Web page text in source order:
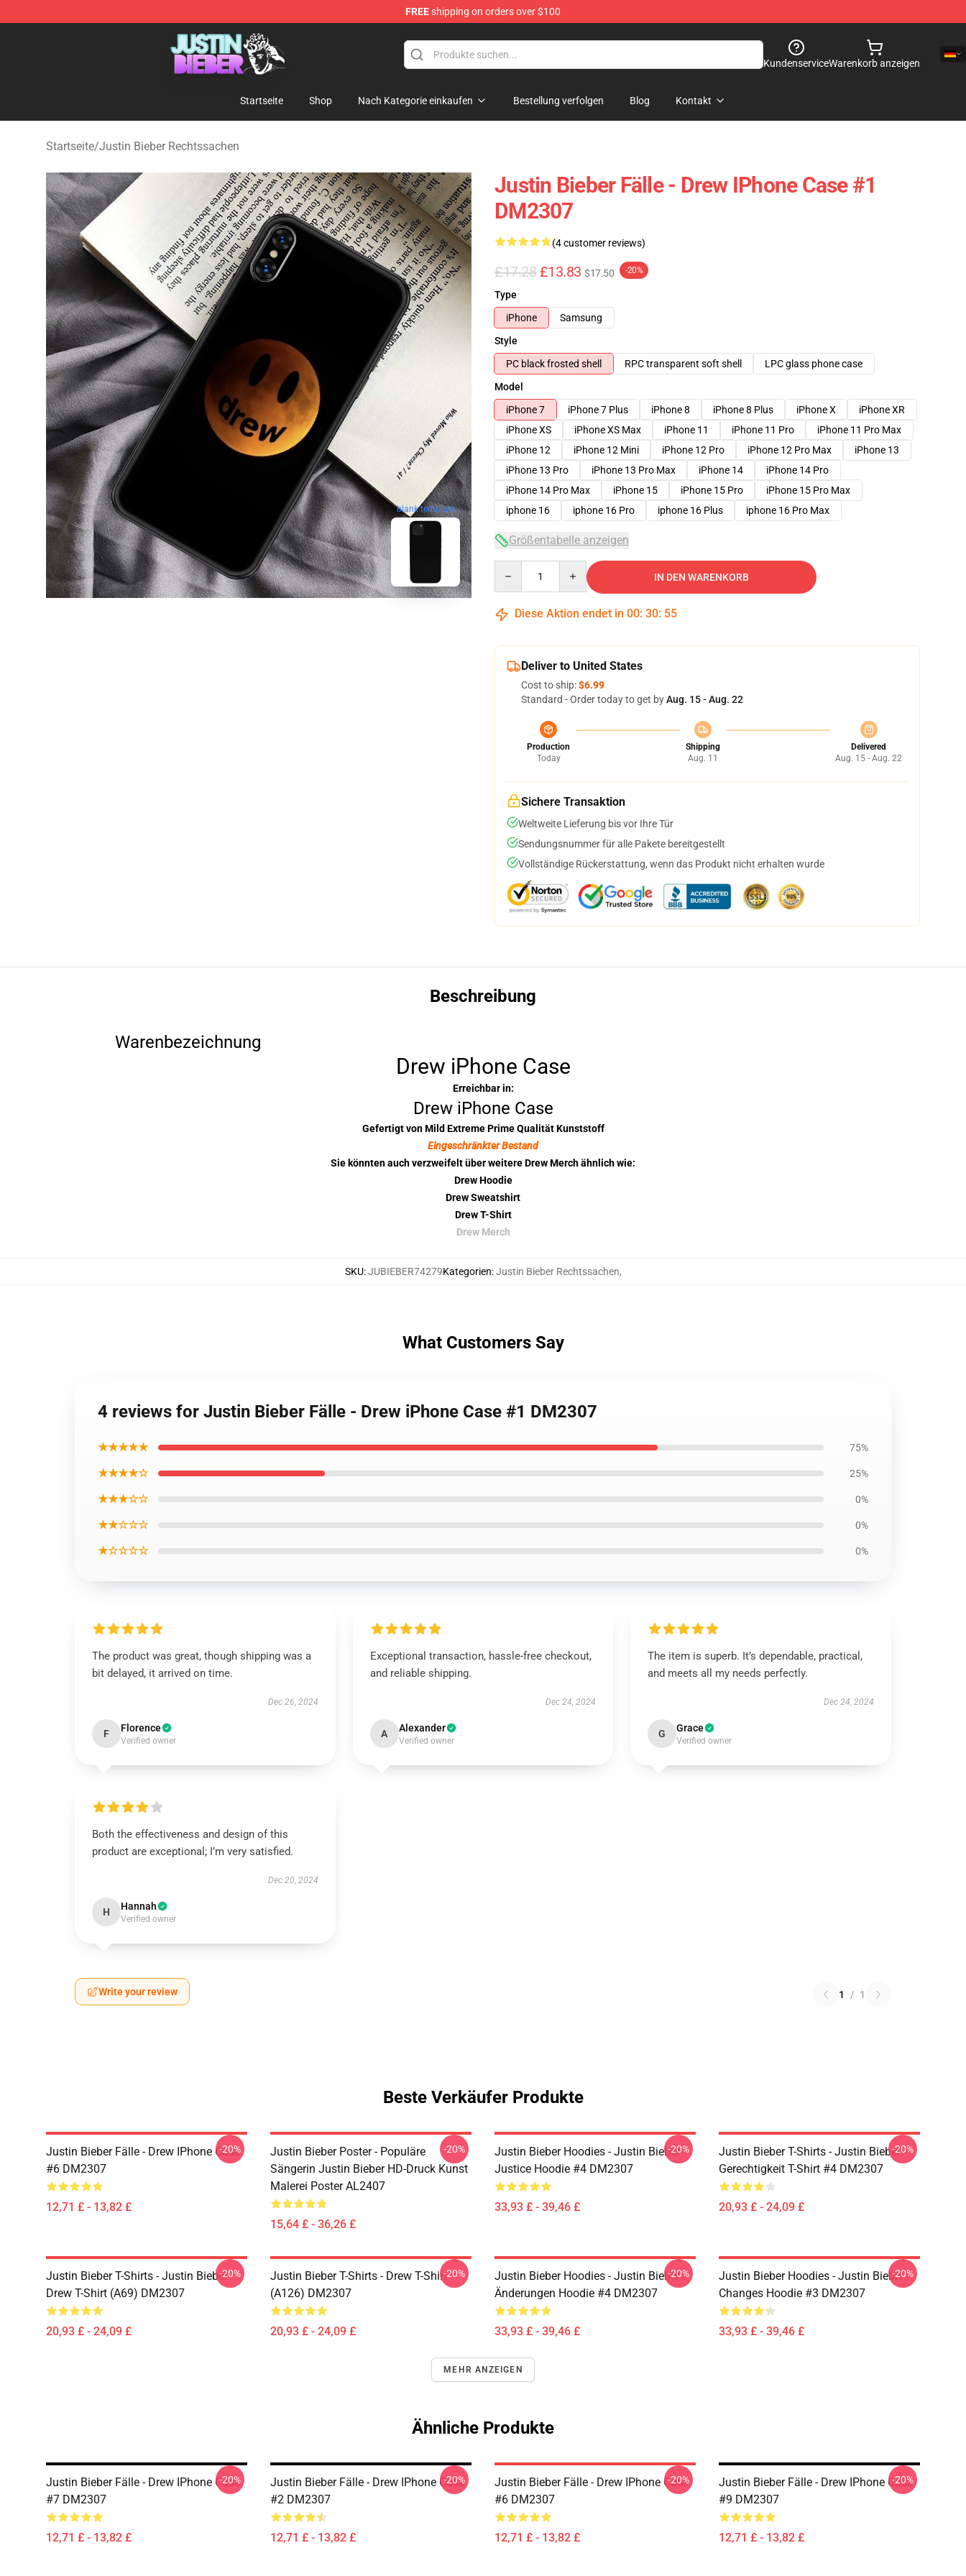
FREEshipping on orders over $100
Justin Bieber Store - Official Justin Bieber Merchandise Shop
KundenserviceWarenkorb anzeigen
Startseite Shop Nach Kategorie einkaufen Bestellung verfolgen Blog Kontakt
Startseite/Justin Bieber Rechtssachen
blank template
Justin Bieber Fälle - Drew IPhone Case #1
DM2307
(4 customer reviews)
£17.28 £13.83 $17.50 -20%
Type
iPhone
Samsung
Style
PC black frosted shell
RPC transparent soft shell
LPC glass phone case
Model
iPhone 7
iPhone 7 Plus iPhone 8 iPhone 8 Plus iPhone X
iPhone XR
iPhone XS
iPhone XS Max iPhone 11 iPhone 11 Pro
iPhone 11 Pro Max
iPhone 12
iPhone 12 Mini iPhone 12 Pro iPhone 12 Pro Max
iPhone 13
iPhone 13 Pro
iPhone 13 Pro Max iPhone 14
iPhone 14 Pro
iPhone 14 Pro Max
iPhone 15 iPhone 15 Pro
iPhone 15 Pro Max
iphone 16
iphone 16 Pro iphone 16 Plus iphone 16 Pro Max
Größentabelle anzeigen
IN DEN WARENKORB
Diese Aktion endet in 00: 30: 54
Deliver to United States
Cost to ship:$6.99
Standard - Order today to get byAug. 15 - Aug. 22
Production
Today
Shipping
Aug. 11
Delivered
Aug. 15 - Aug. 22
Sichere Transaktion
Weltweite Lieferung bis vor Ihre Tür
Sendungsnummer für alle Pakete bereitgestellt
Vollständige Rückerstattung, wenn das Produkt nicht erhalten wurde
Beschreibung
Warenbezeichnung
Drew iPhone Case
Erreichbar in:
Drew iPhone Case
Gefertigt von Mild Extreme Prime Qualität Kunststoff
Eingeschränkter Bestand
Sie könnten auch verzweifelt über weitere Drew Merch ähnlich wie:
Drew Hoodie
Drew Sweatshirt
Drew T-Shirt
Drew Merch
SKU:JUBIEBER74279Kategorien:Justin Bieber Rechtssachen,
What Customers Say
4 reviews for Justin Bieber Fälle - Drew iPhone Case #1 DM2307
★★★★★ 75%
★★★★☆ 25%
★★★☆☆ 0%
★★☆☆☆ 0%
★☆☆☆☆ 0%
The product was great, though shipping was a
bit delayed, it arrived on time.
Dec 26, 2024
F Florence
Verified owner
Exceptional transaction, hassle-free checkout,
and reliable shipping.
Dec 24, 2024
A Alexander
Verified owner
The item is superb. It’s dependable, practical,
and meets all my needs perfectly.
Dec 24, 2024
G Grace
Verified owner
Both the effectiveness and design of this
product are exceptional; I’m very satisfied.
Dec 20, 2024
H Hannah
Verified owner
Write your review 1 / 1
Beste Verkäufer Produkte
Justin Bieber Fälle - Drew IPhone Case
#6 DM2307
12,71 £ - 13,82 £
-20%
Justin Bieber Poster - Populäre
Sängerin Justin Bieber HD-Druck Kunst
Malerei Poster AL2407
15,64 £ - 36,26 £
-20%
Justin Bieber Hoodies - Justin Bieber
Justice Hoodie #4 DM2307
33,93 £ - 39,46 £
-20%
Justin Bieber T-Shirts - Justin Bieber
Gerechtigkeit T-Shirt #4 DM2307
20,93 £ - 24,09 £
-20%
Justin Bieber T-Shirts - Justin Bieber
Drew T-Shirt (A69) DM2307
20,93 £ - 24,09 £
-20%
Justin Bieber T-Shirts - Drew T-Shirt
(A126) DM2307
20,93 £ - 24,09 £
-20%
Justin Bieber Hoodies - Justin Bieber
Änderungen Hoodie #4 DM2307
33,93 £ - 39,46 £
-20%
Justin Bieber Hoodies - Justin Bieber
Changes Hoodie #3 DM2307
33,93 £ - 39,46 £
-20%
MEHR ANZEIGEN
Ähnliche Produkte
Justin Bieber Fälle - Drew IPhone Case
#7 DM2307
12,71 £ - 13,82 £
-20%
Justin Bieber Fälle - Drew IPhone Case
#2 DM2307
12,71 £ - 13,82 £
-20%
Justin Bieber Fälle - Drew IPhone Case
#6 DM2307
12,71 £ - 13,82 £
-20%
Justin Bieber Fälle - Drew IPhone Case
#9 DM2307
12,71 £ - 13,82 £
-20%